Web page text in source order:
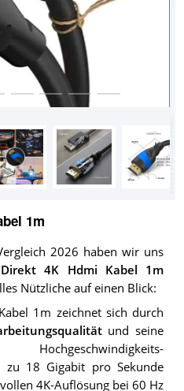
1m
2026 haben wir uns
4K Hdmi Kabel 1m
Nützliche auf einen Blick:
1m zeichnet sich durch
und seine
zu 18 Gigabit pro Sekunde
4K-Auflösung bei 60 Hz